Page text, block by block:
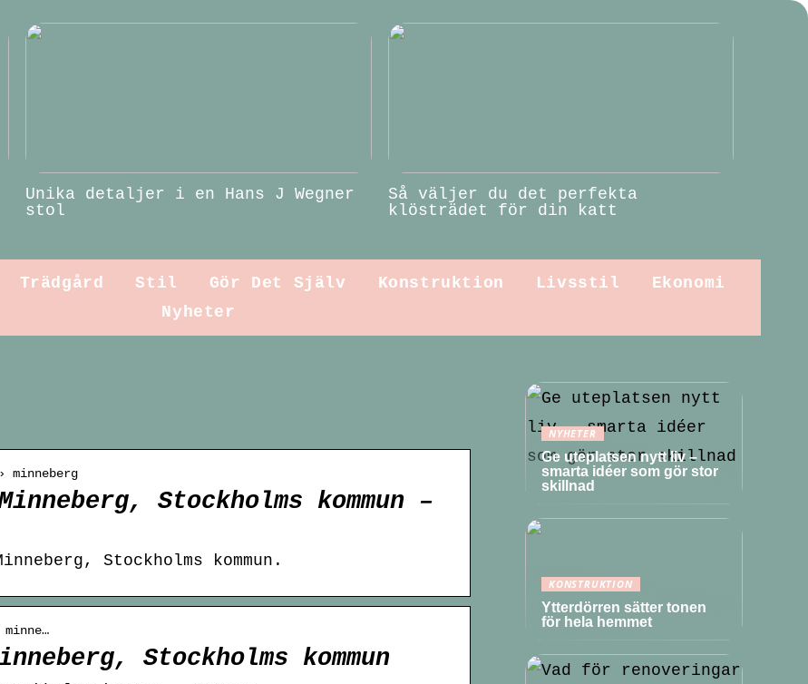
Unika detaljer i en Hans J Wegner
stol
Så väljer du det perfekta
klösträdet för din katt
Trädgård Stil Gör Det Själv Konstruktion Livsstil
Ekonomi
Nyheter
Stockholms kommun –
Stockholms kommun.
Stockholms kommun
NYHETER
Ge uteplatsen nytt liv –
smarta idéer som gör stor
skillnad
KONSTRUKTION
Ytterdörren sätter tonen
för hela hemmet